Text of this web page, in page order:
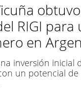
RIGI para
en
inversión inicial
un potencial de